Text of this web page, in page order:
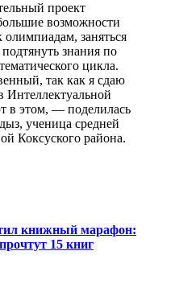
проект
возможности
олимпиадам, заняться
знания по
цикла.
так как я сдаю
Интеллектуальной
в этом, — поделилась
ученица средней
Коксуского района.
книжный марафон:
15 книг